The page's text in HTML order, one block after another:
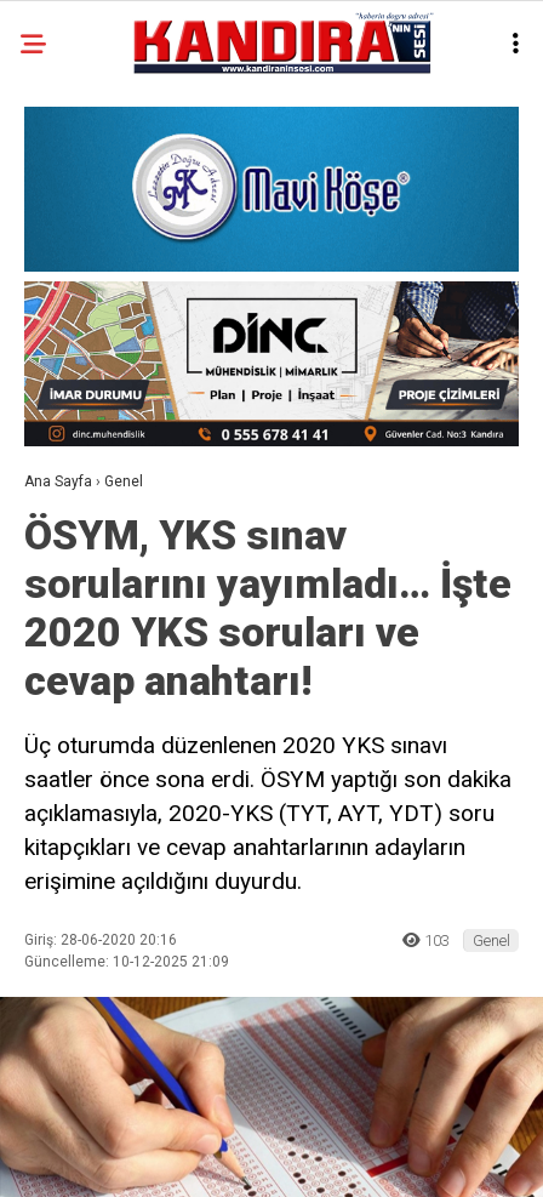
Ana Sayfa › Genel
ÖSYM, YKS sınav
sorularını yayımladı… İşte
2020 YKS soruları ve
cevap anahtarı!
Üç oturumda düzenlenen 2020 YKS sınavı
saatler önce sona erdi. ÖSYM yaptığı son dakika
açıklamasıyla, 2020-YKS (TYT, AYT, YDT) soru
kitapçıkları ve cevap anahtarlarının adayların
erişimine açıldığını duyurdu.
Giriş: 28-06-2020 20:16
Güncelleme: 10-12-2025 21:09
103 Genel